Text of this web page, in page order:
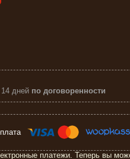
14 дней по договоренности
платежи. Теперь вы